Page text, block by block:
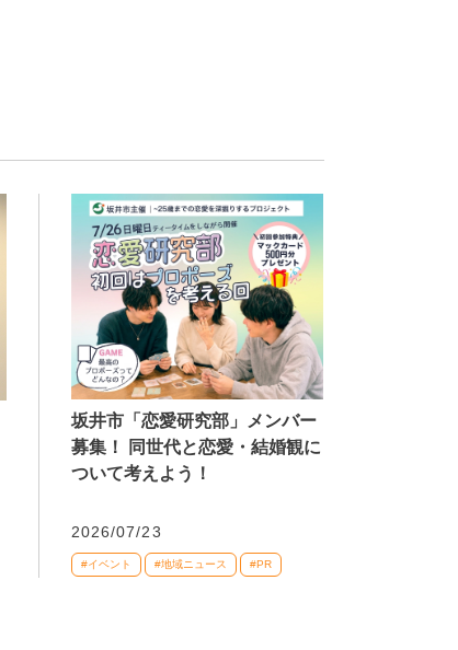
坂井市「恋愛研究部」メンバー
募集！ 同世代と恋愛・結婚観に
ついて考えよう！
2026/07/23
#イベント #地域ニュース #PR